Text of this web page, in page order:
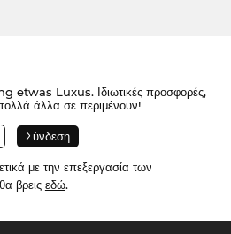
Luxus. Ιδιωτικές προσφορές,
άλλα σε περιμένουν!
με την επεξεργασία των
βρεις εδώ.